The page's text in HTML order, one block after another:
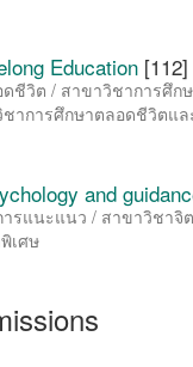
Education [112]
ชีวิต / สาขาวิชาการศึก
ชาการศึกษาตลอดชีวิตแ
and
รแนะแนว / สาขาวิชา
เศษ